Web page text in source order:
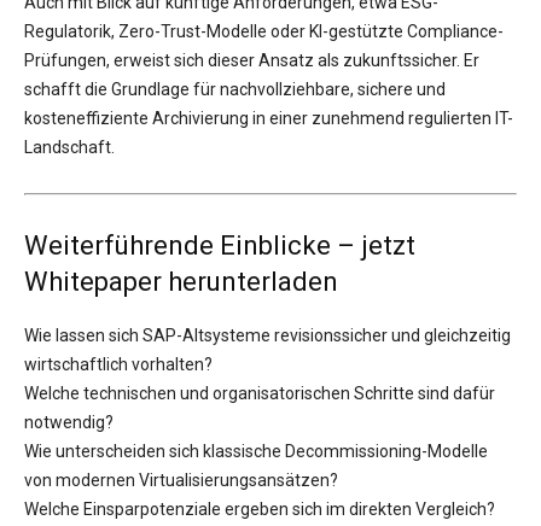
Regulatorik, Zero-Trust-Modelle oder KI-gestützte Compliance-
Prüfungen, erweist sich dieser Ansatz als zukunftssicher. Er
schafft die Grundlage für nachvollziehbare, sichere und
kosteneffiziente Archivierung in einer zunehmend regulierten IT-
Landschaft.
Weiterführende Einblicke – jetzt
Whitepaper herunterladen
Wie lassen sich SAP-Altsysteme revisionssicher und gleichzeitig
wirtschaftlich vorhalten?
Welche technischen und organisatorischen Schritte sind dafür
notwendig?
Wie unterscheiden sich klassische Decommissioning-Modelle
von modernen Virtualisierungsansätzen?
Welche Einsparpotenziale ergeben sich im direkten Vergleich?